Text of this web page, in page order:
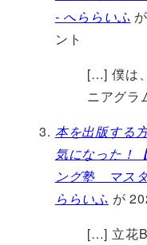
- へららいふ
ント
[…] 僕は
ニアグ
本を出版する
気になった！
ング塾 マス
ららいふ が
[…] 立花